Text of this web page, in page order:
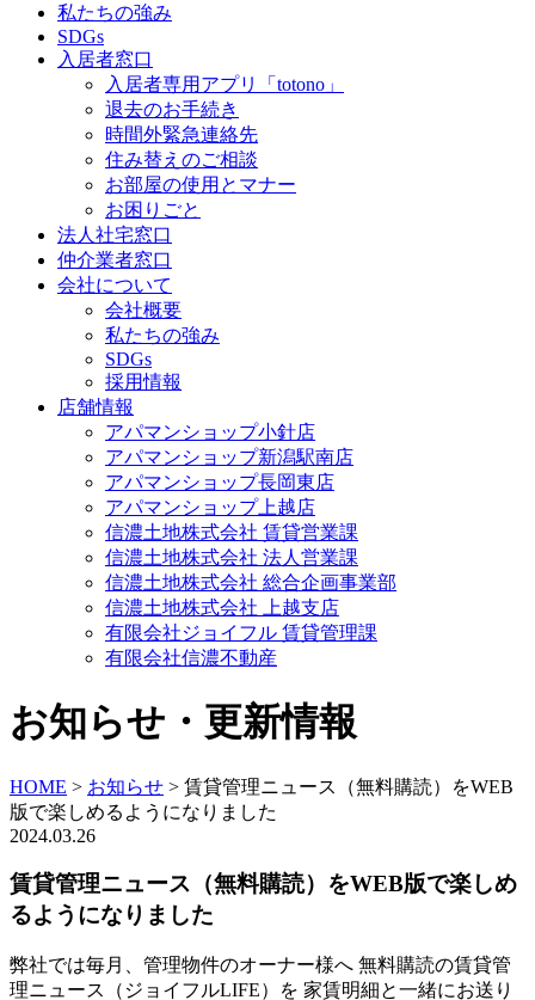
私たちの強み
SDGs
入居者窓口
入居者専用アプリ「totono」
退去のお手続き
時間外緊急連絡先
住み替えのご相談
お部屋の使用とマナー
お困りごと
法人社宅窓口
仲介業者窓口
会社について
会社概要
私たちの強み
SDGs
採用情報
店舗情報
アパマンショップ小針店
アパマンショップ新潟駅南店
アパマンショップ長岡東店
アパマンショップ上越店
信濃土地株式会社 賃貸営業課
信濃土地株式会社 法人営業課
信濃土地株式会社 総合企画事業部
信濃土地株式会社 上越支店
有限会社ジョイフル 賃貸管理課
有限会社信濃不動産
お知らせ・更新情報
HOME > お知らせ > 賃貸管理ニュース（無料購読）をWEB
版で楽しめるようになりました
2024.03.26
賃貸管理ニュース（無料購読）をWEB版で楽しめ
るようになりました
弊社では毎月、管理物件のオーナー様へ 無料購読の賃貸管
理ニュース（ジョイフルLIFE）を 家賃明細と一緒にお送り